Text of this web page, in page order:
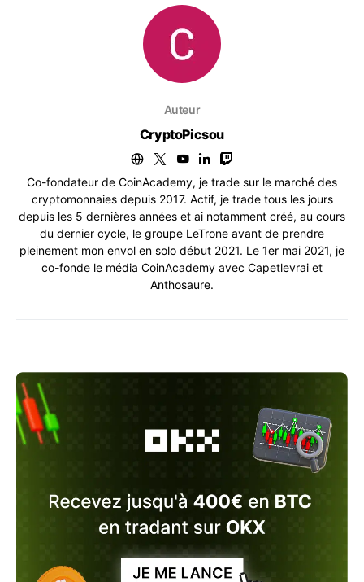
Auteur
CryptoPicsou
Co-fondateur de CoinAcademy, je trade sur le marché des
cryptomonnaies depuis 2017. Actif, je trade tous les jours
depuis les 5 dernières années et ai notamment créé, au cours
du dernier cycle, le groupe LeTrone avant de prendre
pleinement mon envol en solo début 2021. Le 1er mai 2021, je
co-fonde le média CoinAcademy avec Capetlevrai et
Anthosaure.